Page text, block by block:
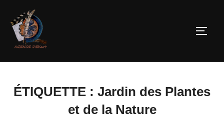
ÉTIQUETTE : Jardin des Plantes
et de la Nature